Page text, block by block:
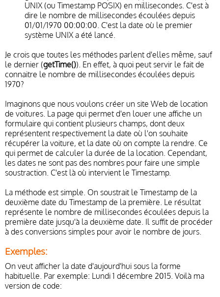
UNIX (ou Timestamp POSIX) en millisecondes. C'est à
dire le nombre de millisecondes écoulées depuis
01/01/1970 00:00:00. C'est la date où le premier
système UNIX a été lancé.
Je crois que toutes les méthodes parlent d'elles même, sauf
le dernier (getTime()). En effet, à quoi peut servir le fait de
connaitre le nombre de millisecondes écoulées depuis
1970?
Imaginons que nous voulons créer un site Web de location
de voitures. La page qui permet d'en louer une affiche un
formulaire qui contient plusieurs champs, dont deux
représentent respectivement la date où l'on souhaite
récupérer la voiture, et la date où on compte la rendre. Ce
qui permet de calculer la durée de la location. Cependant,
les dates ne sont pas des nombres pour faire une simple
soustraction. C'est là où intervient le Timestamp.
La méthode est simple. On soustrait le Timestamp de la
deuxième date du Timestamp de la première. Le résultat
représente le nombre de millisecondes écoulées depuis la
première date jusqu'à la deuxième date. Il suffit de procéder
à des conversions simples pour avoir le nombre de jours.
Exemples:
On veut afficher la date d'aujourd'hui sous la forme
habituelle. Par exemple: Lundi 1 décembre 2015. Voilà ma
version de code: